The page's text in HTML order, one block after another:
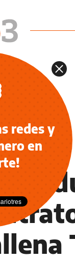
GENERAL
redes y
en